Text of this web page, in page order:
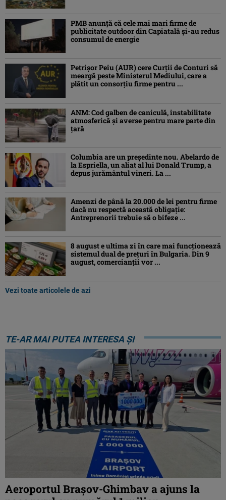
PMB anunță că cele mai mari firme de
publicitate outdoor din Capiatală și-au redus
consumul de energie
Petrişor Peiu (AUR) cere Curții de Conturi să
meargă peste Ministerul Mediului, care a
plătit un consorţiu firme pentru ...
ANM: Cod galben de caniculă, instabilitate
atmosferică și averse pentru mare parte din
țară
Columbia are un președinte nou. Abelardo de
la Espriella, un aliat al lui Donald Trump, a
depus jurământul vineri. La ...
Amenzi de până la 20.000 de lei pentru firme
dacă nu respectă această obligație:
Antreprenorii trebuie să o bifeze ...
8 august e ultima zi în care mai funcționează
sistemul dual de prețuri în Bulgaria. Din 9
august, comercianții vor ...
Vezi toate articolele de azi
TE-AR MAI PUTEA INTERESA ȘI
Aeroportul Brașov-Ghimbav a ajuns la